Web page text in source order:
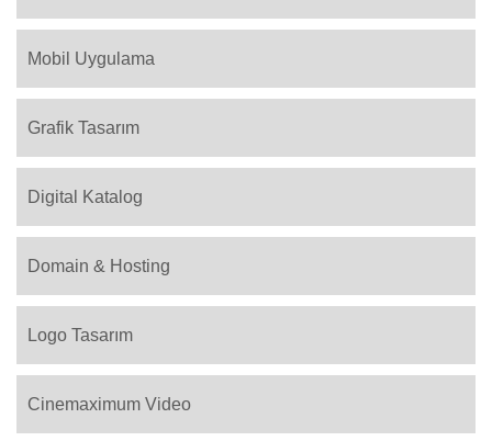
Mobil Uygulama
Grafik Tasarım
Digital Katalog
Domain & Hosting
Logo Tasarım
Cinemaximum Video